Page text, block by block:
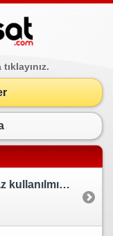
tıklayınız.
sahibinden çok az kullanılmış orjinal ford transit